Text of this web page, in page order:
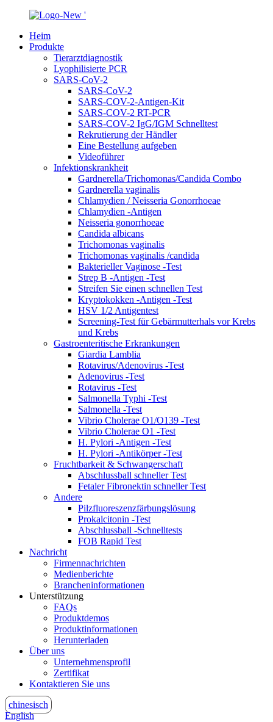
Heim
Produkte
Tierarztdiagnostik
Lyophilisierte PCR
SARS-CoV-2
SARS-CoV-2
SARS-COV-2-Antigen-Kit
SARS-COV-2 RT-PCR
SARS-COV-2 IgG/IGM Schnelltest
Rekrutierung der Händler
Eine Bestellung aufgeben
Videoführer
Infektionskrankheit
Gardnerella/Trichomonas/Candida Combo
Gardnerella vaginalis
Chlamydien / Neisseria Gonorrhoeae
Chlamydien -Antigen
Neisseria gonorrhoeae
Candida albicans
Trichomonas vaginalis
Trichomonas vaginalis /candida
Bakterieller Vaginose -Test
Strep B -Antigen -Test
Streifen Sie einen schnellen Test
Kryptokokken -Antigen -Test
HSV 1/2 Antigentest
Screening-Test für Gebärmutterhals vor Krebs
und Krebs
Gastroenteritische Erkrankungen
Giardia Lamblia
Rotavirus/Adenovirus -Test
Adenovirus -Test
Rotavirus -Test
Salmonella Typhi -Test
Salmonella -Test
Vibrio Cholerae O1/O139 -Test
Vibrio Cholerae O1 -Test
H. Pylori -Antigen -Test
H. Pylori -Antikörper -Test
Fruchtbarkeit & Schwangerschaft
Abschlussball schneller Test
Fetaler Fibronektin schneller Test
Andere
Pilzfluoreszenzfärbungslösung
Prokalcitonin -Test
Abschlussball -Schnelltests
FOB Rapid Test
Nachricht
Firmennachrichten
Medienberichte
Brancheninformationen
Unterstützung
FAQs
Produktdemos
Produktinformationen
Herunterladen
Über uns
Unternehmensprofil
Zertifikat
Kontaktieren Sie uns
chinesisch
English